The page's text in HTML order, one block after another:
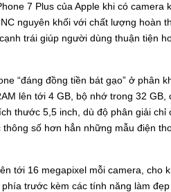
7 Plus của Apple khi có camera
nguyên khối với chất lượng hoàn
trái giúp người dùng thuận tiện
“đáng đồng tiền bát gạo” ở phân
lên tới 4 GB, bộ nhớ trong 32 GB,
thước 5,5 inch, dù độ phân giải chỉ
số hơn hẳn những mẫu điện
tới 16 megapixel mỗi camera, cho
trước kèm các tính năng làm